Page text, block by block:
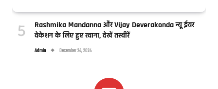
Rashmika Mandanna और Vijay Deverakonda न्यू ईयर
वेकेशन के लिए हुए रवाना, देखें तस्वीरें
Admin December 24, 2024